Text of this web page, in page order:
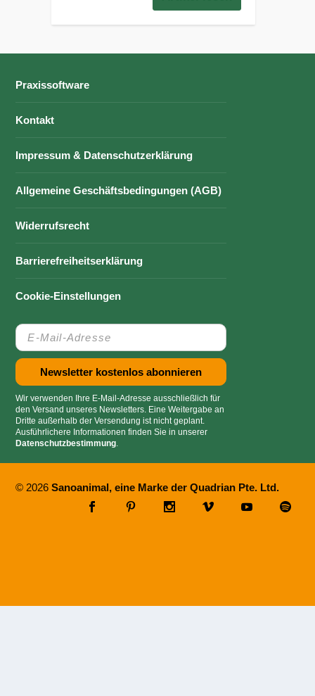
Praxissoftware
Kontakt
Impressum & Datenschutzerklärung
Allgemeine Geschäftsbedingungen (AGB)
Widerrufsrecht
Barrierefreiheitserklärung
Cookie-Einstellungen
Wir verwenden Ihre E-Mail-Adresse ausschließlich für
den Versand unseres Newsletters. Eine Weitergabe an
Dritte außerhalb der Versendung ist nicht geplant.
Ausführlichere Informationen finden Sie in unserer
Datenschutzbestimmung
© 2026Sanoanimal, eine Marke der Quadrian Pte. Ltd.